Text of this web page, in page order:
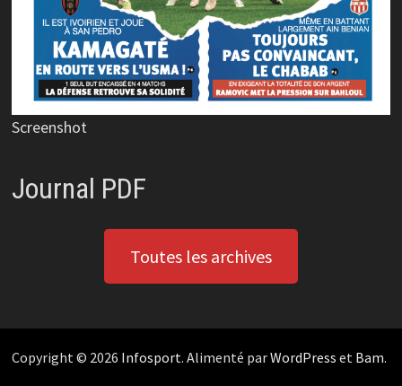
Screenshot
Journal PDF
Toutes les archives
Copyright © 2026 Infosport. Alimenté parWordPress et Bam.